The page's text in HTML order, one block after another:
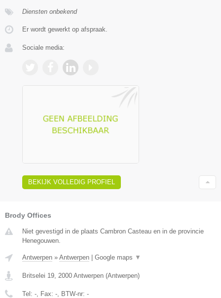
Diensten onbekend
Er wordt gewerkt op afspraak.
Sociale media:
BEKIJK VOLLEDIG PROFIEL
Brody Offices
Niet gevestigd in de plaats Cambron Casteau en in de provincie
Henegouwen.
Antwerpen » Antwerpen | Google maps ▼
Britselei 19 2000 Antwerpen (Antwerpen)
Tel: - , Fax: - , BTW-nr: -